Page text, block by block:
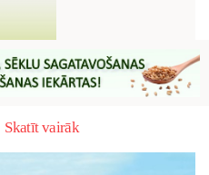
Skatīt vairāk